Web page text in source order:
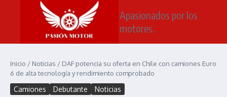
Saltar al contenido
Apasionados por los
motores.
Inicio / Noticias / DAF potencia su oferta en Chile con camiones Euro
6 de alta tecnología y rendimiento comprobado
Camiones Debutante Noticias